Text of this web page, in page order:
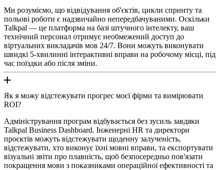
Ми розуміємо, що відвідування об'єктів, цикли спринту та
польові роботи є надзвичайно непередбачуваними. Оскільки
Talkpal — це платформа на базі штучного інтелекту, ваш
технічний персонал отримує необмежений доступ до
віртуальних викладачів мов 24/7. Вони можуть виконувати
швидкі 5-хвилинні інтерактивні вправи на робочому місці, під
час поїздки або після зміни.
Як я можу відстежувати прогрес моєї фірми та вимірювати
ROI?
Адміністрування програм відбувається без зусиль завдяки
Talkpal Business Dashboard. Інженерні HR та директори
проєктів можуть відстежувати щоденну залученість,
відстежувати, хто виконує їхні мовні вправи, та експортувати
візуальні звіти про плавність, щоб безпосередньо пов'язати
покращення мови з показниками операційної ефективності та